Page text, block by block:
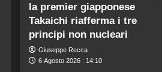
la premier giapponese
Takaichi riafferma i tre
principi non nucleari
Giuseppe Recca
6 Agosto 2026 : 14:10